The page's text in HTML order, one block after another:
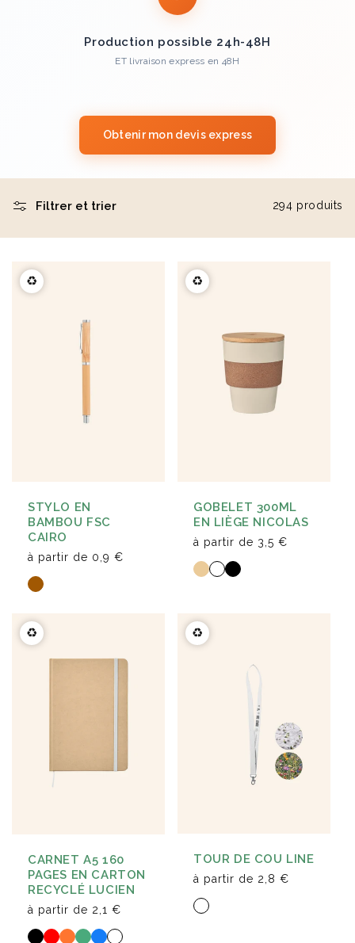
Production possible 24h-48H
ET livraison express en 48H
Obtenir mon devis express
Filtrer et trier 294 produits
♻️
STYLO EN
BAMBOU FSC
CAIRO
à partir de 0,9 €
♻️
GOBELET 300ML
EN LIÈGE NICOLAS
à partir de 3,5 €
♻️
CARNET A5 160
PAGES EN CARTON
RECYCLÉ LUCIEN
à partir de 2,1 €
♻️
TOUR DE COU LINE
à partir de 2,8 €